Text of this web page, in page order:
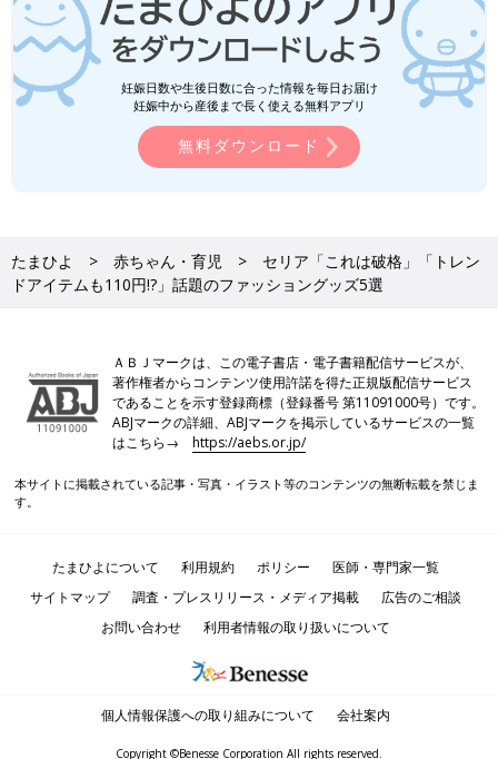
妊娠日数や生後日数に合った情報を毎日お届け
妊娠中から産後まで長く使える無料アプリ
無料ダウンロード
たまひよ 赤ちゃん・育児
セリア「これは破格」「トレン
ドアイテムも110円!?」話題のファッショングッズ5選
ＡＢＪマークは、この電子書店・電子書籍配信サービスが、
著作権者からコンテンツ使用許諾を得た正規版配信サービス
であることを示す登録商標（登録番号 第11091000号）です。
ABJマークの詳細、ABJマークを掲示しているサービスの一覧
はこちら→https://aebs.or.jp/
本サイトに掲載されている記事・写真・イラスト等のコンテンツの無断転載を禁じま
す。
たまひよについて 利用規約 ポリシー
医師・専門家一覧
サイトマップ
調査・プレスリリース・メディア掲載
広告のご相談
お問い合わせ
利用者情報の取り扱いについて
個人情報保護への取り組みについて 会社案内
Copyright ©Benesse Corporation All rights reserved.